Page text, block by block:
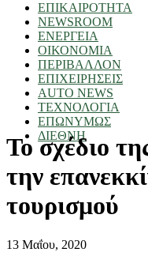
ΕΠΙΚΑΙΡΟΤΗΤΑ
NEWSROOM
ΕΝΕΡΓΕΙΑ
ΟΙΚΟΝΟΜΙΑ
ΠΕΡΙΒΑΛΛΟΝ
ΕΠΙΧΕΙΡΗΣΕΙΣ
AUTO NEWS
ΤΕΧΝΟΛΟΓΙΑ
ΕΠΩΝΥΜΩΣ
ΔΙΕΘΝΗ
Το σχέδιο
την
τουρισμού
13 Μαΐου, 2020